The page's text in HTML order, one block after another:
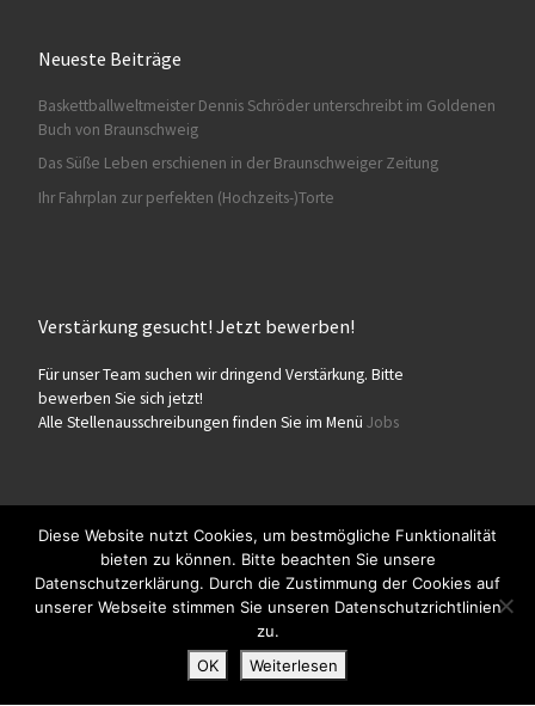
Neueste Beiträge
Baskettballweltmeister Dennis Schröder unterschreibt im Goldenen
Buch von Braunschweig
Das Süße Leben erschienen in der Braunschweiger Zeitung
Ihr Fahrplan zur perfekten (Hochzeits-)Torte
Verstärkung gesucht! Jetzt bewerben!
Für unser Team suchen wir dringend Verstärkung. Bitte
bewerben Sie sich jetzt!
Alle Stellenausschreibungen finden Sie im Menü Jobs
© 2026Konditorei Süßes Leben– Alle Rechte vorbehalten
Präsentiert von WP – Entworfen mit demCustomizr-Theme
Diese Website nutzt Cookies, um bestmögliche Funktionalität
bieten zu können. Bitte beachten Sie unsere
Datenschutzerklärung. Durch die Zustimmung der Cookies auf
unserer Webseite stimmen Sie unseren Datenschutzrichtlinien
zu.
OK
Weiterlesen